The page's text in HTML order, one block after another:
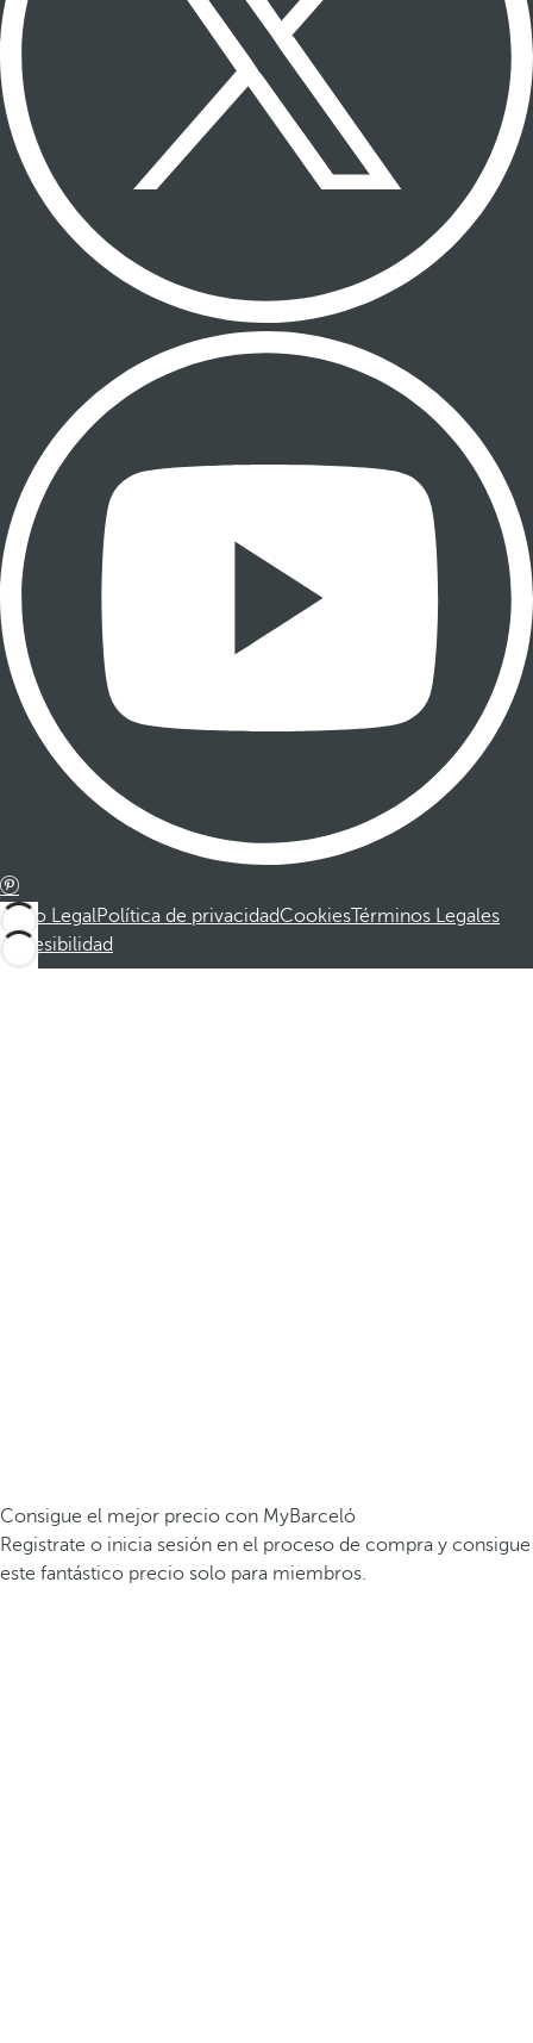
Aviso LegalPolítica de privacidadCookiesTérminos Legales
Accesibilidad
Consigue el mejor precio con MyBarceló
Registrate o inicia sesión en el proceso de compra y consigue
este fantástico precio solo para miembros.